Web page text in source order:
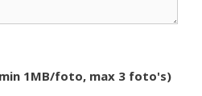
1MB/foto, max 3 foto's)